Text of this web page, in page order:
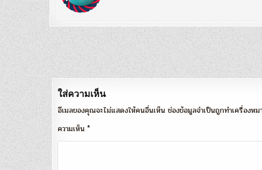
แนะแนว
เรื่อง
ใส่ความเห็น
อีเมลของคุณจะไม่แสดงให้คนอื่นเห็น ช่องข้อมูลจำเป็นถูกทำเครื่องหม
ความเห็น *